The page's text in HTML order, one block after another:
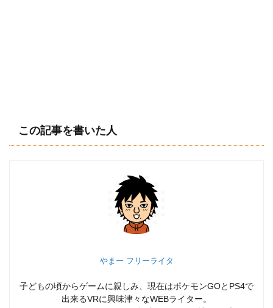
この記事を書いた人
やまー フリーライタ
子どもの頃からゲームに親しみ、現在はポケモンGOとPS4で
出来るVRに興味津々なWEBライター。